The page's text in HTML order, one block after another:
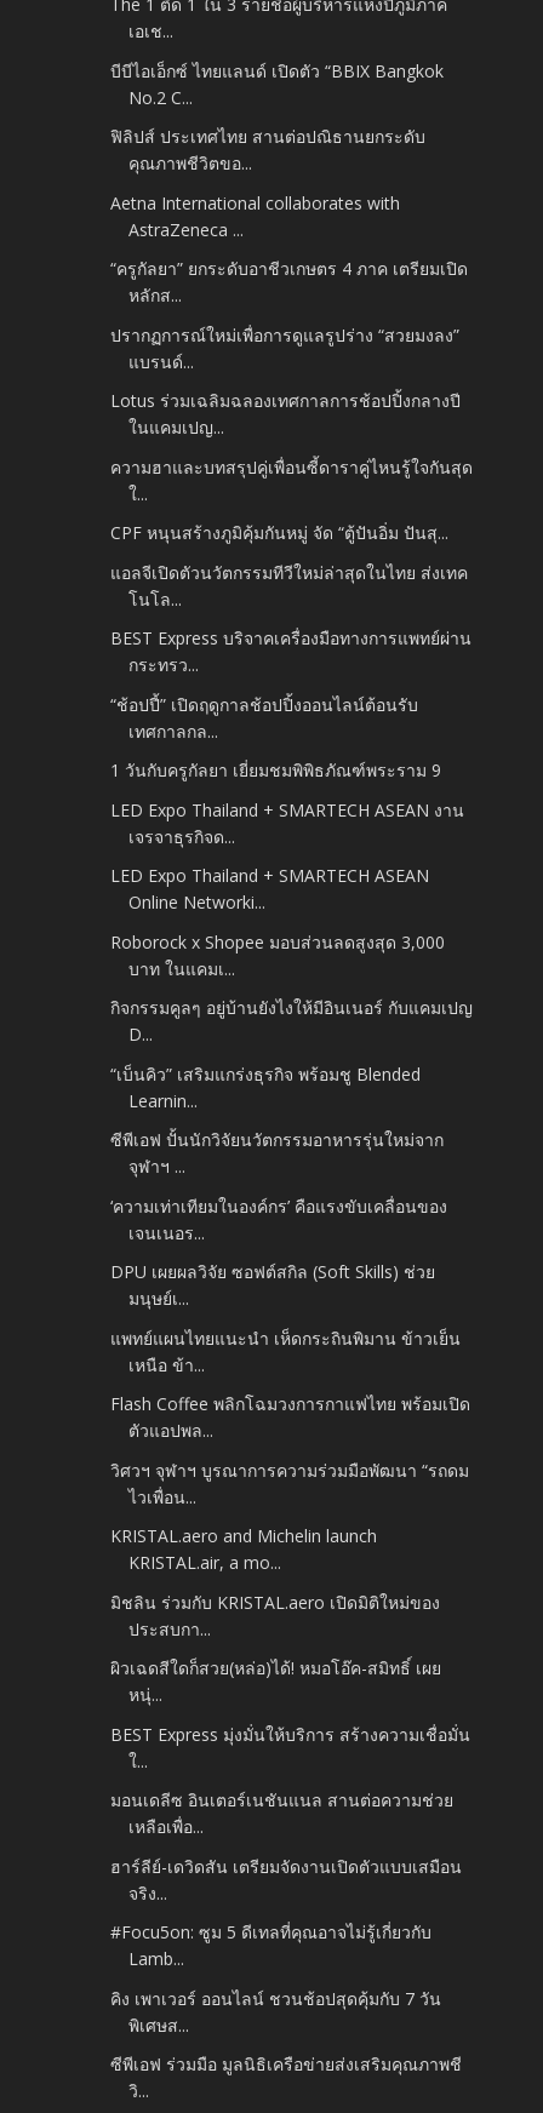
เอเช...
บีบีไอเอ็กซ์ ไทยแลนด์ เปิดตัว “BBIX Bangkok
No.2 C...
ฟิลิปส์ ประเทศไทย สานต่อปณิธานยกระดับ
คุณภาพชีวิตขอ...
Aetna International collaborates with
AstraZeneca ...
“ครูกัลยา” ยกระดับอาชีวเกษตร 4 ภาค เตรียมเปิด
หลักส...
ปรากฏการณ์ใหม่เพื่อการดูแลรูปร่าง “สวยมงลง”
แบรนด์...
Lotus ร่วมเฉลิมฉลองเทศกาลการช้อปปิ้งกลางปี
ในแคมเปญ...
ความฮาและบทสรุปคู่เพื่อนซี้ดาราคู่ไหนรู้ใจกันสุด
ใ...
CPF หนุนสร้างภูมิคุ้มกันหมู่ จัด “ตู้ปันอิ่ม ปันสุ...
แอลจีเปิดตัวนวัตกรรมทีวีใหม่ล่าสุดในไทย ส่งเทค
โนโล...
BEST Express บริจาคเครื่องมือทางการแพทย์ผ่าน
กระทรว...
“ช้อปปี้” เปิดฤดูกาลช้อปปิ้งออนไลน์ต้อนรับ
เทศกาลกล...
1 วันกับครูกัลยา เยี่ยมชมพิพิธภัณฑ์พระราม 9
LED Expo Thailand + SMARTECH ASEAN งาน
เจรจาธุรกิจด...
LED Expo Thailand + SMARTECH ASEAN
Online Networki...
Roborock x Shopee มอบส่วนลดสูงสุด 3,000
บาท ในแคมเ...
กิจกรรมคูลๆ อยู่บ้านยังไงให้มีอินเนอร์ กับแคมเปญ
D...
“เบ็นคิว” เสริมแกร่งธุรกิจ พร้อมชู Blended
Learnin...
ซีพีเอฟ ปั้นนักวิจัยนวัตกรรมอาหารรุ่นใหม่จาก
จุฬาฯ ...
‘ความเท่าเทียมในองค์กร’ คือแรงขับเคลื่อนของ
เจนเนอร...
DPU เผยผลวิจัย ซอฟต์สกิล (Soft Skills) ช่วย
มนุษย์เ...
แพทย์แผนไทยแนะนำ เห็ดกระถินพิมาน ข้าวเย็น
เหนือ ข้า...
Flash Coffee พลิกโฉมวงการกาแฟไทย พร้อมเปิด
ตัวแอปพล...
วิศวฯ จุฬาฯ บูรณาการความร่วมมือพัฒนา “รถดม
ไวเพื่อน...
KRISTAL.aero and Michelin launch
KRISTAL.air, a mo...
มิชลิน ร่วมกับ KRISTAL.aero เปิดมิติใหม่ของ
ประสบกา...
ผิวเฉดสีใดก็สวย(หล่อ)ได้! หมอโอ๊ค-สมิทธิ์ เผย
หนุ่...
BEST Express มุ่งมั่นให้บริการ สร้างความเชื่อมั่น
ใ...
มอนเดลีซ อินเตอร์เนชันแนล สานต่อความช่วย
เหลือเพื่อ...
ฮาร์ลีย์-เดวิดสัน เตรียมจัดงานเปิดตัวแบบเสมือน
จริง...
#Focu5on: ซูม 5 ดีเทลที่คุณอาจไม่รู้เกี่ยวกับ
Lamb...
คิง เพาเวอร์ ออนไลน์ ชวนช้อปสุดคุ้มกับ 7 วัน
พิเศษส...
ซีพีเอฟ ร่วมมือ มูลนิธิเครือข่ายส่งเสริมคุณภาพชี
วิ...